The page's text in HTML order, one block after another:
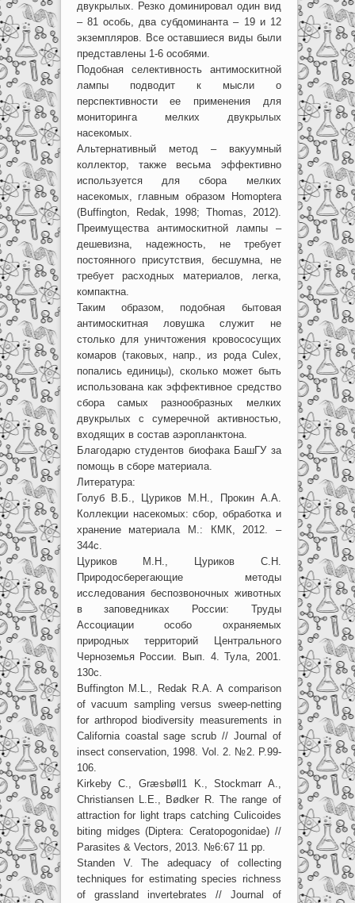
двукрылых. Резко доминировал один вид
– 81 особь, два субдоминанта – 19 и 12
экземпляров. Все оставшиеся виды были
представлены 1-6 особями.
Подобная селективность антимоскитной
лампы подводит к мысли о
перспективности ее применения для
мониторинга мелких двукрылых
насекомых.
Альтернативный метод – вакуумный
коллектор, также весьма эффективно
используется для сбора мелких
насекомых, главным образом Homoptera
(Buffington, Redak, 1998; Thomas, 2012).
Преимущества антимоскитной лампы –
дешевизна, надежность, не требует
постоянного присутствия, бесшумна, не
требует расходных материалов, легка,
компактна.
Таким образом, подобная бытовая
антимоскитная ловушка служит не
столько для уничтожения кровососущих
комаров (таковых, напр., из рода Culex,
попались единицы), сколько может быть
использована как эффективное средство
сбора самых разнообразных мелких
двукрылых с сумеречной активностью,
входящих в состав аэропланктона.
Благодарю студентов биофака БашГУ за
помощь в сборе материала.
Литература:
Голуб В.Б., Цуриков М.Н., Прокин А.А.
Коллекции насекомых: сбор, обработка и
хранение материала М.: КМК, 2012. –
344с.
Цуриков М.Н., Цуриков С.Н.
Природосберегающие методы
исследования беспозвоночных животных
в заповедниках России: Труды
Ассоциации особо охраняемых
природных территорий Центрального
Черноземья России. Вып. 4. Тула, 2001.
130с.
Buffington M.L., Redak R.A. A comparison
of vacuum sampling versus sweep-netting
for arthropod biodiversity measurements in
California coastal sage scrub // Journal of
insect conservation, 1998. Vol. 2. №2. P.99-
106.
Kirkeby C., Græsbøll1 K., Stockmarr A.,
Christiansen L.E., Bødker R. The range of
attraction for light traps catching Culicoides
biting midges (Diptera: Ceratopogonidae) //
Parasites & Vectors, 2013. №6:67 11 pp.
Standen V. The adequacy of collecting
techniques for estimating species richness
of grassland invertebrates // Journal of